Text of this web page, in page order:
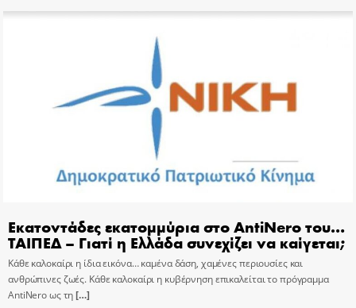
Εκατοντάδες εκατομμύρια στο AntiNero του…
ΤΑΙΠΕΔ – Γιατί η Ελλάδα συνεχίζει να καίγεται;
Κάθε καλοκαίρι η ίδια εικόνα… καμένα δάση, χαμένες περιουσίες και
ανθρώπινες ζωές. Κάθε καλοκαίρι η κυβέρνηση επικαλείται το πρόγραμμα
AntiNero ως τη[…]